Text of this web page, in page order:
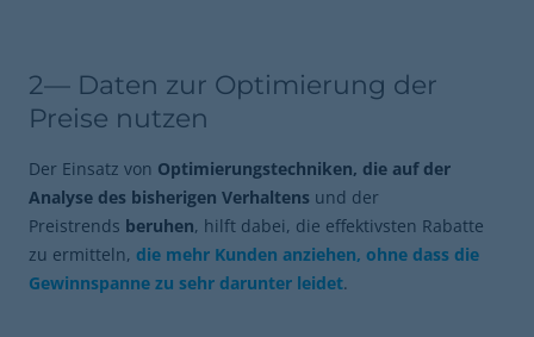
2— Daten zur Optimierung der
Preise nutzen
Der Einsatz von Optimierungstechniken, die auf der
Analyse des bisherigen Verhaltens und der
Preistrends beruhen, hilft dabei, die effektivsten Rabatte
zu ermitteln, die mehr Kunden anziehen, ohne dass die
Gewinnspanne zu sehr darunter leidet.